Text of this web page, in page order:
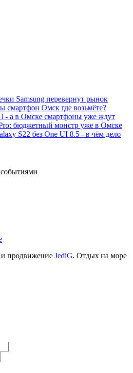
Samsung перевернут рынок
смартфон Омск где возьмёте?
- а в Омске смартфоны уже ждут
бюджетный монстр уже в Омске
S22 без One UI 8.5 - в чём дело
продвижение JediG. Отдых на море